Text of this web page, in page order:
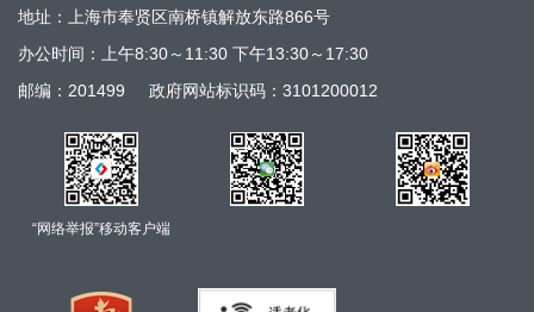
地址：上海市奉贤区南桥镇解放东路866号
办公时间：上午8:30～11:30 下午13:30～17:30
邮编：201499
政府网站标识码：3101200012
“网络举报”移动客户端